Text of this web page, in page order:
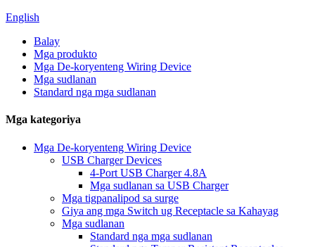
English
Balay
Mga produkto
Mga De-koryenteng Wiring Device
Mga sudlanan
Standard nga mga sudlanan
Mga kategoriya
Mga De-koryenteng Wiring Device
USB Charger Devices
4-Port USB Charger 4.8A
Mga sudlanan sa USB Charger
Mga tigpanalipod sa surge
Giya ang mga Switch ug Receptacle sa Kahayag
Mga sudlanan
Standard nga mga sudlanan